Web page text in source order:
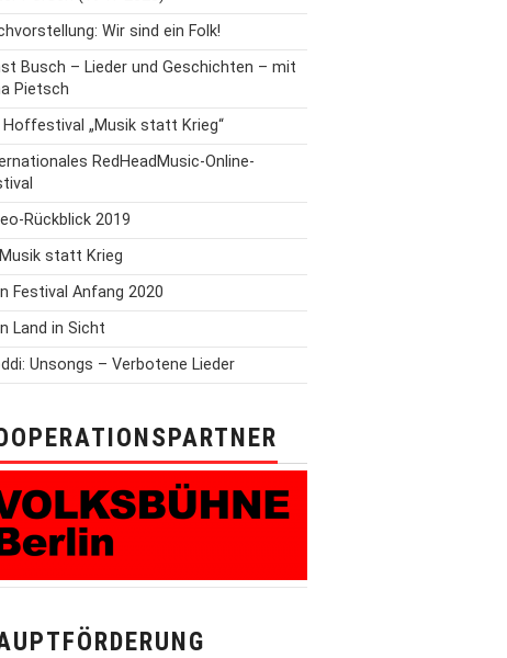
Wir sind ein Folk!
Busch – Lieder und Geschichten – mit
Pietsch
Hoffestival „Musik statt Krieg“
RedHeadMusic-Online-
Rückblick 2019
Musik statt Krieg
Festival Anfang 2020
Land in Sicht
Unsongs – Verbotene Lieder